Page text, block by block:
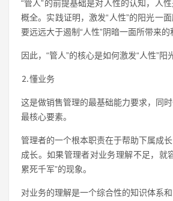
“管人”的前提基础是对人性的认知，人
概全。实践证明，激发“人性”的阳光一面
要远远大于遏制“人性”阴暗一面所带来的
因此，“管人”的核心是如何激发“人性”阳
⒉懂业务
这是做销售管理的最基础能力要求，同
最核心要素。
管理者的一个根本职责在于帮助下属成
成长。如果管理者对业务理解不足，就
累死千军”的现象。
对业务的理解是一个综合性的知识体系